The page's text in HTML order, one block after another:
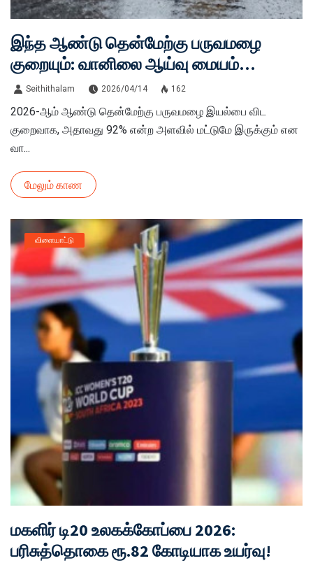
இந்த ஆண்டு தென்மேற்கு பருவமழை
குறையும்: வானிலை ஆய்வு மையம்
எச்சரிக்கை!
Seithithalam 2026/04/14 162
2026-ஆம் ஆண்டு தென்மேற்கு பருவமழை இயல்பை விட
குறைவாக, அதாவது 92% என்ற அளவில் மட்டுமே இருக்கும் என
வா...
மேலும் காண
விளையாட்டு
மகளிர் டி20 உலகக்கோப்பை 2026:
பரிசுத்தொகை ரூ.82 கோடியாக உயர்வு!